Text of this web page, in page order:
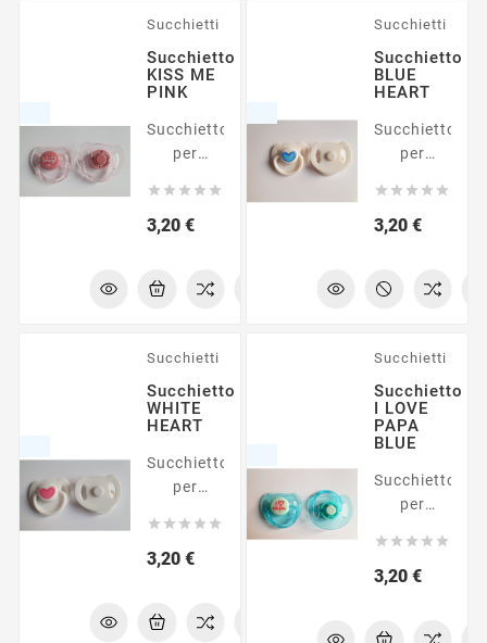
Succhietti
Succhietto
KISS ME
PINK
Succhietto
per
reborn
    
3,20 €Prezzo
Succhietti
Succhietto
BLUE
HEART
Succhietto
per
reborn
    
3,20 €Prezzo
Succhietti
Succhietto
WHITE
HEART
Succhietto
per
reborn
    
3,20 €Prezzo
Succhietti
Succhietto
I LOVE
PAPA
BLUE
Succhietto
per
reborn
    
3,20 €Prezzo